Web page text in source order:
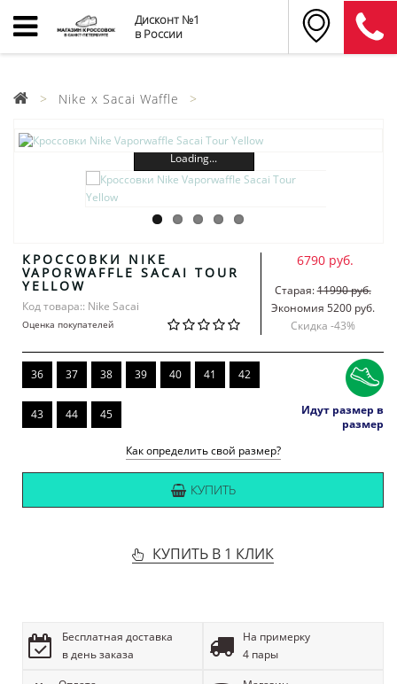
Дисконт №1
в России
Nike x Sacai Waffle
Loading...
КРОССОВКИ NIKE
VAPORWAFFLE SACAI TOUR
YELLOW
Код товара:: Nike Sacai
Оценка покупателей
6790 руб.
Старая:11990 руб.
Экономия 5200 руб.
Скидка -43%
36 37 38 39 40 41 42
43 44 45
Идут размер в
размер
Как определить свой размер?
КУПИТЬ
КУПИТЬ В 1 КЛИК
Бесплатная доставка
в день заказа
На примерку
4 пары